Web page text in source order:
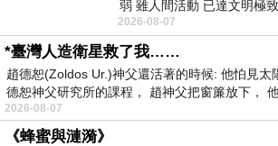
弱 雖人間活動 已達文明極
者 只能白白陪葬
2026-08-07
*臺灣人造衛星救了我……
趙德恕(Zoldos Ur.)神父還活著的時候: 他怕見
德恕神父研究所的課程， 趙神父把窗簾放下，
2026-08-07
《蜂蜜與漣漪》